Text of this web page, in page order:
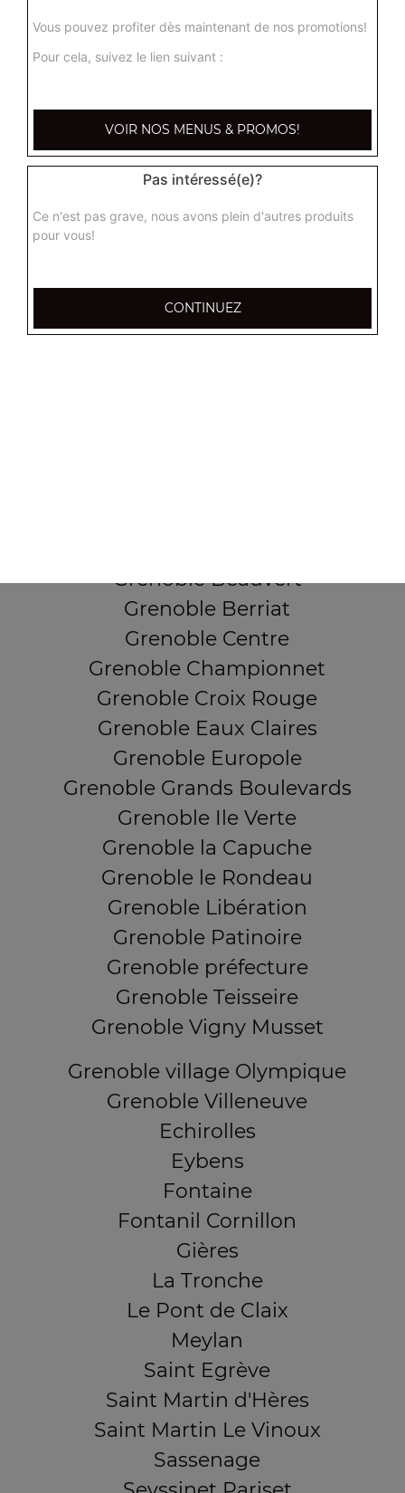
Grenoble Beauvert
Grenoble Berriat
Grenoble Centre
Grenoble Championnet
Grenoble Croix Rouge
Grenoble Eaux Claires
Grenoble Europole
Grenoble Grands Boulevards
Grenoble Ile Verte
Grenoble la Capuche
Grenoble le Rondeau
Grenoble Libération
Grenoble Patinoire
Grenoble préfecture
Grenoble Teisseire
Grenoble Vigny Musset
Grenoble village Olympique
Grenoble Villeneuve
Echirolles
Eybens
Fontaine
Fontanil Cornillon
Gières
La Tronche
Le Pont de Claix
Meylan
Saint Egrève
Saint Martin d'Hères
Saint Martin Le Vinoux
Sassenage
Vous pouvez profiter dès maintenant de nos promotions!
Pour cela, suivez le lien suivant :
VOIR NOS MENUS & PROMOS!
Pas intéressé(e)?
Ce n'est pas grave, nous avons plein d'autres produits
pour vous!
CONTINUEZ